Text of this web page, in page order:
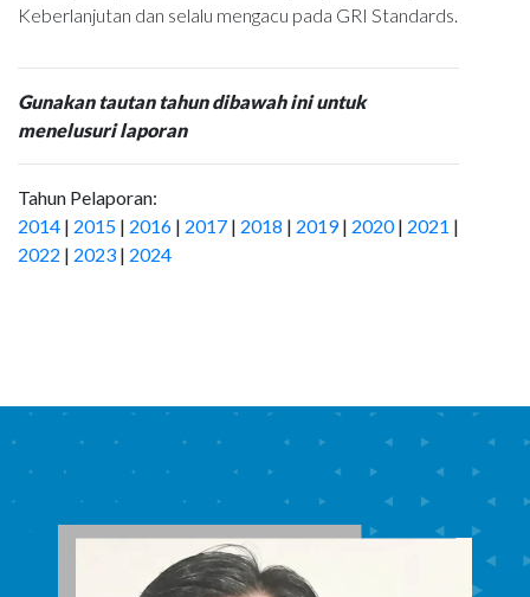
Keberlanjutan dan selalu mengacu pada GRI Standards.
Gunakan tautan tahun dibawah ini untuk
menelusuri laporan
Tahun Pelaporan:
2014 | 2015 | 2016 | 2017 | 2018 | 2019| 2020| 2021 |
2022 | 2023 | 2024